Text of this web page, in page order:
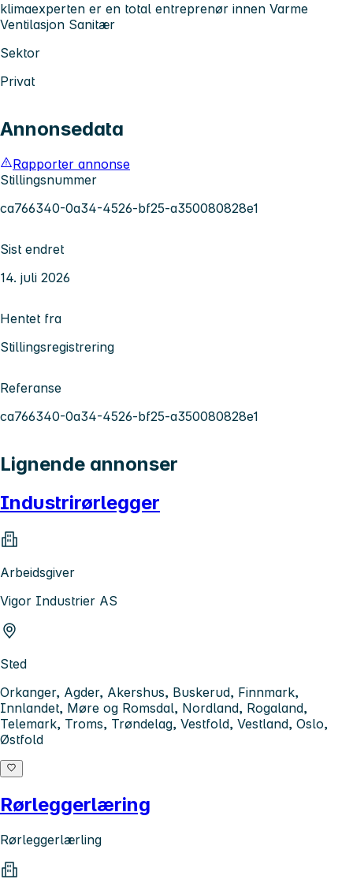
klimaexperten er en total entreprenør innen Varme
Ventilasjon Sanitær
Sektor
Privat
Annonsedata
Rapporter annonse
Stillingsnummer
ca766340-0a34-4526-bf25-a350080828e1
Sist endret
14. juli 2026
Hentet fra
Stillingsregistrering
Referanse
ca766340-0a34-4526-bf25-a350080828e1
Lignende annonser
Industrirørlegger
Arbeidsgiver
Vigor Industrier AS
Sted
Orkanger, Agder, Akershus, Buskerud, Finnmark,
Innlandet, Møre og Romsdal, Nordland, Rogaland,
Telemark, Troms, Trøndelag, Vestfold, Vestland, Oslo,
Østfold
Rørleggerlæring
Rørleggerlærling